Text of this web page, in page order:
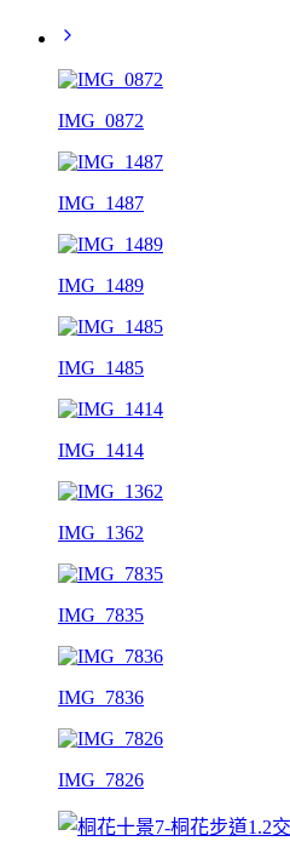
IMG_0872
IMG_1487
IMG_1489
IMG_1485
IMG_1414
IMG_1362
IMG_7835
IMG_7836
IMG_7826